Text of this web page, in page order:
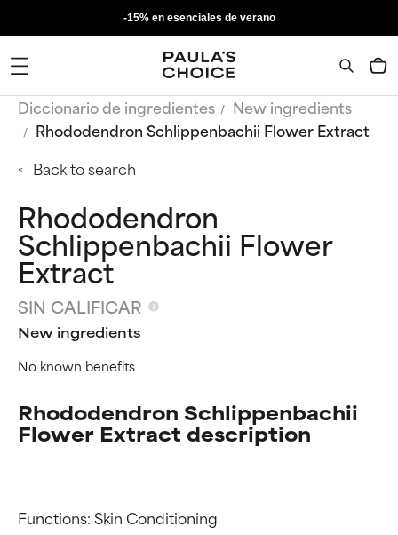
-15% en esenciales de verano
Diccionario de ingredientes
New ingredients
Rhododendron Schlippenbachii Flower Extract
Back to search
Rhododendron
Schlippenbachii Flower
Extract
SIN CALIFICAR
New ingredients
No known benefits
Rhododendron Schlippenbachii
Flower Extract description
Functions: Skin Conditioning